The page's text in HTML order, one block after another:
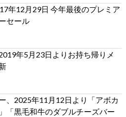
年12月29日 今年最後のプレミア
セール
年5月23日よりお持ち帰りメ
、2025年11月12日より「アボカ
「黒毛和牛のダブルチーズバー